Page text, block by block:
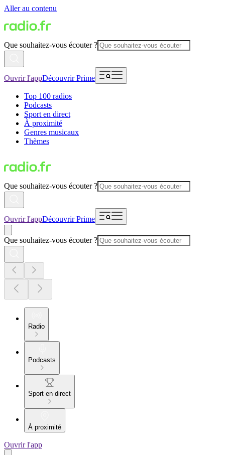
Aller au contenu
Que souhaitez-vous écouter ?
Ouvrir l'appDécouvrir Prime
Top 100 radios
Podcasts
Sport en direct
À proximité
Genres musicaux
Thèmes
Que souhaitez-vous écouter ?
Ouvrir l'appDécouvrir Prime
Que souhaitez-vous écouter ?
Radio
Podcasts
Sport en direct
À proximité
Ouvrir l'app